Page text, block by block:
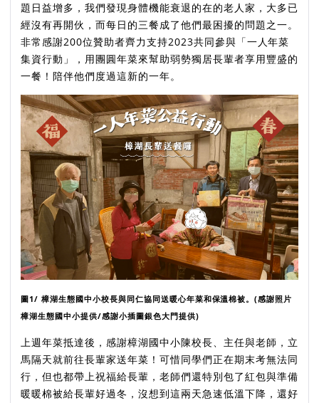
題日益增多，我們發現身體機能衰退的在的老人家，大多已
經沒有再開伙，而每日的三餐成了他們最困擾的問題之一。
非常感謝200位贊助者齊力支持2023共同參與「一人年菜
集資行動」，用團圓年菜來幫助弱勢獨居長輩者享用豐盛的
一餐！陪伴他們度過這新的一年。
圖1/ 樟湖生態國中小校長與同仁協同送暖心年菜和保溫棉被。(感謝照片
樟湖生態國中小提供/感謝小插圖銀色大門提供)
上週年菜抵達後，感謝樟湖國中小陳校長、主任與老師，立
馬隔天就前往長輩家送年菜！可惜同學們正在期末考無法同
行，但也都帶上祝福給長輩，老師們還特別包了紅包與準備
暖暖棉被給長輩好過冬，沒想到這兩天急速低溫下降，還好